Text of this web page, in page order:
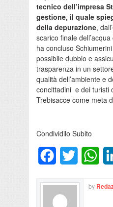
tecnico dell’impresa
gestione, il quale
della depurazione,
scarico finale
ha concluso
possibile dubbio e
trasparenza in un
qualità dell’ambiente e
concittadini e dei turisti
Trebisacce come meta
Condividilo Subito
FacebookTwitter
by